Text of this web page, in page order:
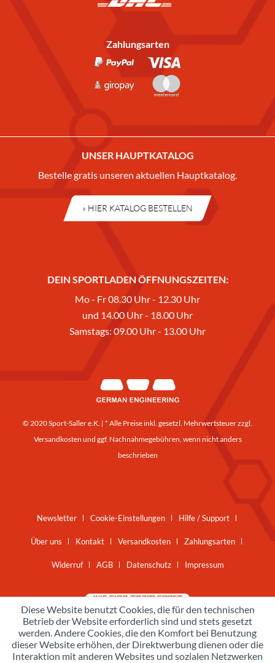
Zahlungsarten
UNSER HAUPTKATALOG
Bestelle gratis unseren aktuellen Hauptkatalog.
» HIER KATALOG BESTELLEN
DEIN SPORTLADEN ÖFFNUNGSZEITEN:
Mo - Fr 08.30 Uhr - 12.30 Uhr
und 14.00 Uhr - 18.00 Uhr
Samstags: 09.00 Uhr - 13.00 Uhr
© 2020 Sport-Saller e.K. | * Alle Preise inkl. gesetzl. Mehrwertsteuer zzgl.
Versandkosten und ggf. Nachnahmegebühren, wenn nicht anders
beschrieben
Newsletter Cookie-Einstellungen Hilfe / Support
Über uns Kontakt Versandkosten Zahlungsarten
Widerruf AGB Datenschutz Impressum
Diese Website benutzt Cookies, die für den technischen
Betrieb der Website erforderlich sind und stets gesetzt
werden. Andere Cookies, die den Komfort bei Benutzung
dieser Website erhöhen, der Direktwerbung dienen oder die
Interaktion mit anderen Websites und sozialen Netzwerken